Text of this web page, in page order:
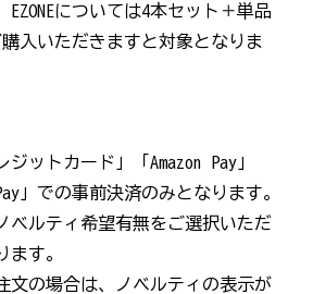
EZONEについては4本セット＋単品
入いただきますと対象となりま
ットカード」「Amazon Pay」
」での事前決済のみとなります。
ベルティ希望有無をご選択いただ
ます。
の場合は、ノベルティの表示が